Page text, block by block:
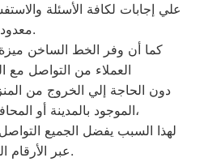
علي إجابات لكافة الأسئلة
معدودة.
كما أن وفر الخط الساخن
العملاء من التواصل
دون الحاجة إلي الخروج من
الموجود بالمدينة أو المحافظة التي يقيمون فيها،
لهذا السبب يفضل الجميع
عبر الأرقام المختصرة.